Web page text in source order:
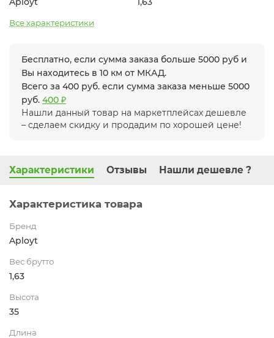
Все характеристики
Бесплатно, если сумма заказа больше 5000 руб и
Вы находитесь в 10 км от МКАД.
Всего за 400 руб. если сумма заказа меньше 5000
руб. 400 ₽
Нашли данный товар на маркетплейсах дешевле
– сделаем скидку и продадим по хорошей цене!
Характеристики Отзывы Нашли дешевле ?
Характеристика товара
Бренд
Aployt
Вес брутто
1,63
Высота
35
Длина